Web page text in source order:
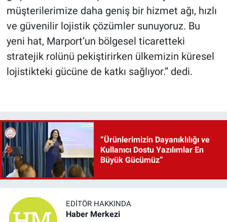
müşterilerimize daha geniş bir hizmet ağı, hızlı
ve güvenilir lojistik çözümler sunuyoruz. Bu
yeni hat, Marport’un bölgesel ticaretteki
stratejik rolünü pekiştirirken ülkemizin küresel
lojistikteki gücüne de katkı sağlıyor.” dedi.
“Ürünlerimizin Dayanıklılığı ve
Kullanıcı Dostu Yazılımlar En
Büyük Gücümüz”
EDITÖR HAKKINDA
Haber Merkezi